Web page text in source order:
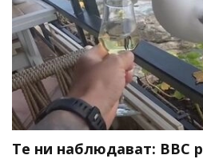
Те ни наблюдават: BBC